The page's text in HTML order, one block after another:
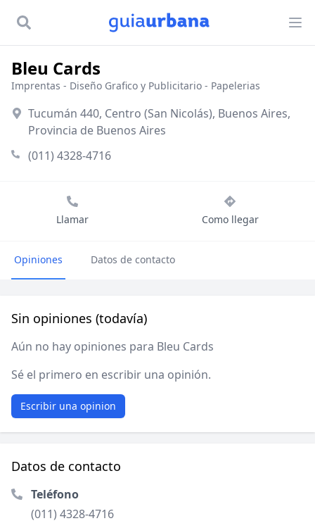
Bleu Cards
Imprentas - Diseño Grafico y Publicitario - Papelerias
Tucumán 440, Centro (San Nicolás), Buenos Aires,
Provincia de Buenos Aires
(011) 4328-4716
Llamar Como llegar
Opiniones Datos de contacto
Sin opiniones (todavía)
Aún no hay opiniones para Bleu Cards
Sé el primero en escribir una opinión.
Escribir una opinion
Datos de contacto
Teléfono
(011) 4328-4716